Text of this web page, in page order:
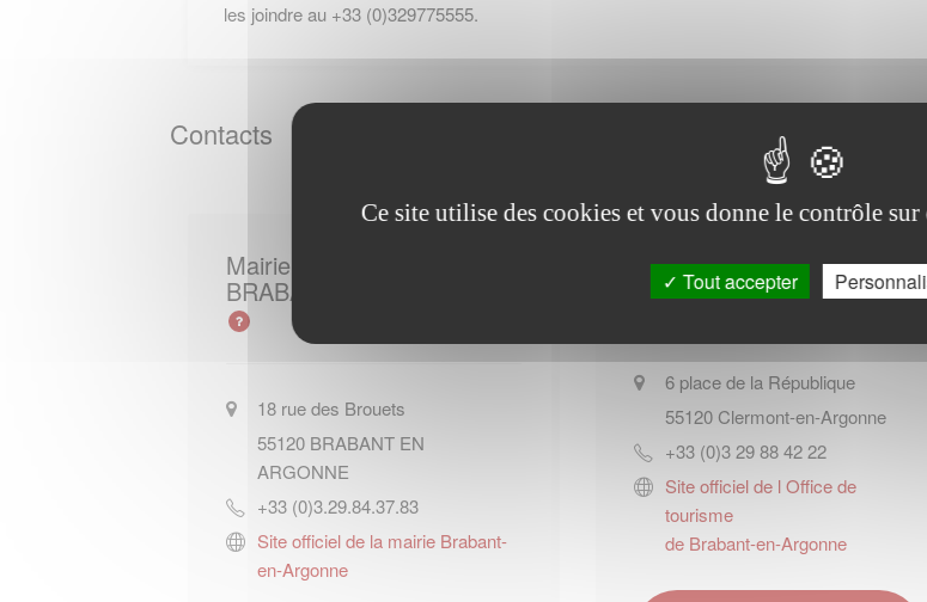
les joindre au +33 (0)329775555.
Contacts
Mairie de
BRABANT EN ARGONNE
18 rue des Brouets
55120 BRABANT EN
ARGONNE
+33 (0)3.29.84.37.83
Site officiel de la mairie Brabant-
en-Argonne
Office de tourisme de
Brabant-en-Argonne
6 place de la République
55120 Clermont-en-Argonne
+33 (0)3 29 88 42 22
Site officiel de l Office de
tourisme
de Brabant-en-Argonne
Ce site utilise des cookies et vous donne le contrôle
Tout accepter